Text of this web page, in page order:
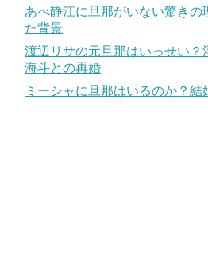
あべ静江に旦那がいない驚き
た背景
渡辺リサの元旦那はいっせい？
海斗との再婚
ミーシャに旦那はいるのか？